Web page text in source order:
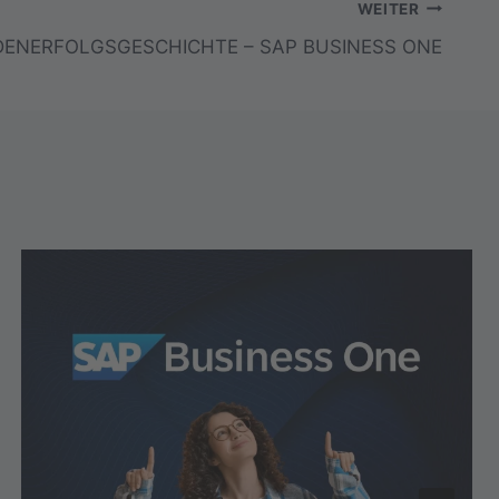
WEITER
– SAP BUSINESS ONE